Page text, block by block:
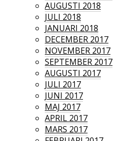
AUGUSTI 2018
JULI 2018
JANUARI 2018
DECEMBER 2017
NOVEMBER 2017
SEPTEMBER 2017
AUGUSTI 2017
JULI 2017
JUNI 2017
MAJ 2017
APRIL 2017
MARS 2017